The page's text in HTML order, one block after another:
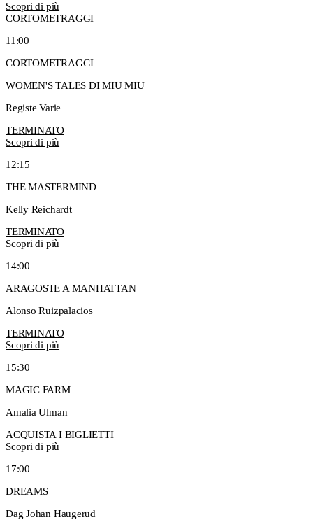
Scopri di più
CORTOMETRAGGI
11:00
CORTOMETRAGGI
WOMEN'S TALES DI MIU MIU
Registe Varie
TERMINATO
Scopri di più
12:15
THE MASTERMIND
Kelly Reichardt
TERMINATO
Scopri di più
14:00
ARAGOSTE A MANHATTAN
Alonso Ruizpalacios
TERMINATO
Scopri di più
15:30
MAGIC FARM
Amalia Ulman
ACQUISTA I BIGLIETTI
Scopri di più
17:00
DREAMS
Dag Johan Haugerud